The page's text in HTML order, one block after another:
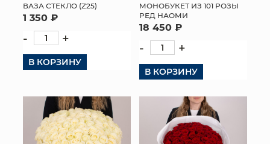
ВАЗА СТЕКЛО (Z25)
1 350 ₽
- +
В КОРЗИНУ
МОНОБУКЕТ ИЗ 101 РОЗЫ
РЕД НАОМИ
18 450 ₽
- +
В КОРЗИНУ